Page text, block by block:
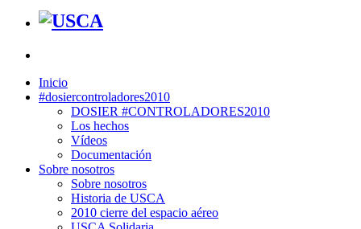
Inicio
#dosiercontroladores2010
DOSIER #CONTROLADORES2010
Los hechos
Vídeos
Documentación
Sobre nosotros
Sobre nosotros
Historia de USCA
2010 cierre del espacio aéreo